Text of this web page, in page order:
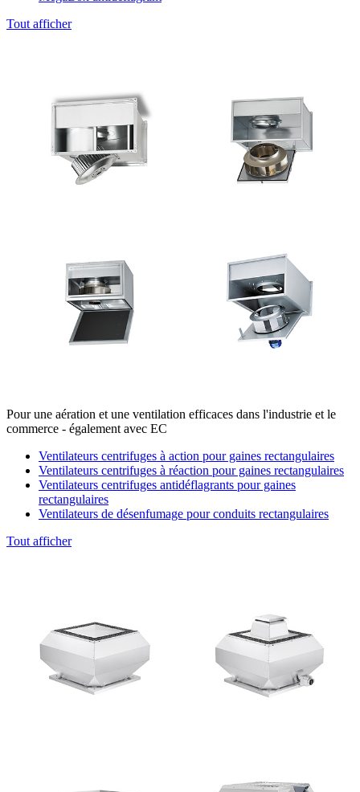
Tout afficher
Pour une aération et une ventilation efficaces dans l'industrie et le
commerce - également avec EC
Ventilateurs centrifuges à action pour gaines rectangulaires
Ventilateurs centrifuges à réaction pour gaines rectangulaires
Ventilateurs centrifuges antidéflagrants pour gaines
rectangulaires
Ventilateurs de désenfumage pour conduits rectangulaires
Tout afficher